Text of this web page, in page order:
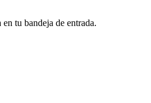
tu bandeja de entrada.